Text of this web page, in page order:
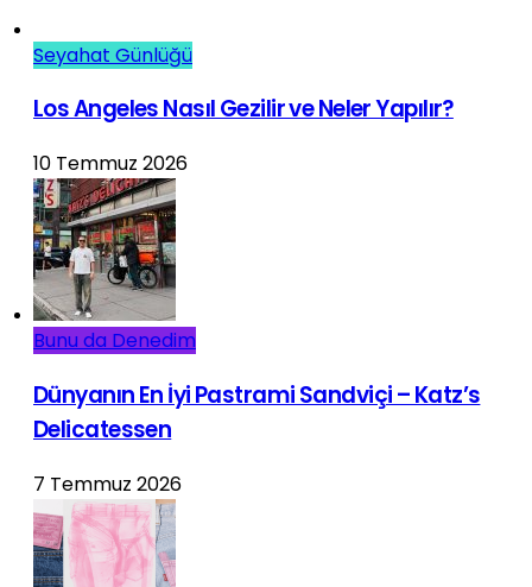
Seyahat Günlüğü
Los Angeles Nasıl Gezilir ve Neler Yapılır?
10 Temmuz 2026
Bunu da Denedim
Dünyanın En İyi Pastrami Sandviçi – Katz’s
Delicatessen
7 Temmuz 2026